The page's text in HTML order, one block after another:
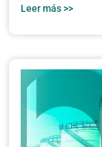
Leer más >>